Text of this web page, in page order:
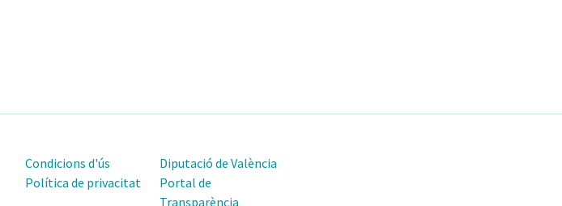
Condicions d'ús
Política de privacitat
Diputació de València
Portal de
Transparència